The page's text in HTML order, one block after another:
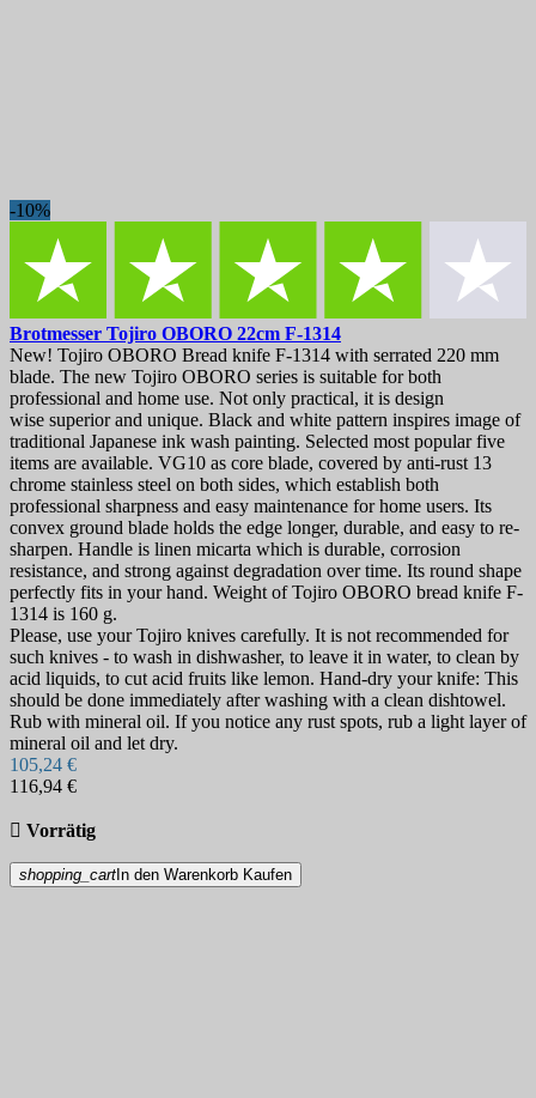
-10%
Brotmesser Tojiro OBORO 22cm F-1314
New! Tojiro OBORO Bread knife F-1314 with serrated 220 mm
blade. The new Tojiro OBORO series is suitable for both
professional and home use. Not only practical, it is design
wise superior and unique. Black and white pattern inspires image of
traditional Japanese ink wash painting. Selected most popular five
items are available. VG10 as core blade, covered by anti-rust 13
chrome stainless steel on both sides, which establish both
professional sharpness and easy maintenance for home users. Its
convex ground blade holds the edge longer, durable, and easy to re-
sharpen. Handle is linen micarta which is durable, corrosion
resistance, and strong against degradation over time. Its round shape
perfectly fits in your hand. Weight of Tojiro OBORO bread knife F-
1314 is 160 g.
Please, use your Tojiro knives carefully. It is not recommended for
such knives - to wash in dishwasher, to leave it in water, to clean by
acid liquids, to cut acid fruits like lemon. Hand-dry your knife: This
should be done immediately after washing with a clean dishtowel.
Rub with mineral oil. If you notice any rust spots, rub a light layer of
mineral oil and let dry.
105,24 €
116,94 €
 Vorrätig
shopping_cart In den Warenkorb Kaufen